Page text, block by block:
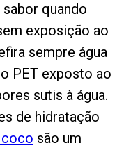
quando
exposição ao
sempre água
PET exposto ao
sutis à água.
de hidratação
coco são um